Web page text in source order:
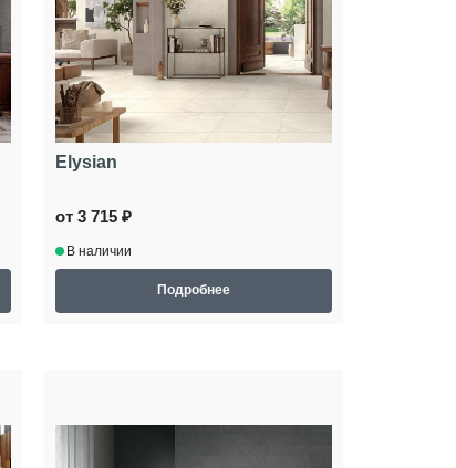
Elysian
от 3 715 ₽
В наличии
Подробнее